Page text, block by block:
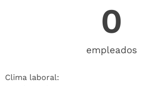
empleados
0
Clima laboral: